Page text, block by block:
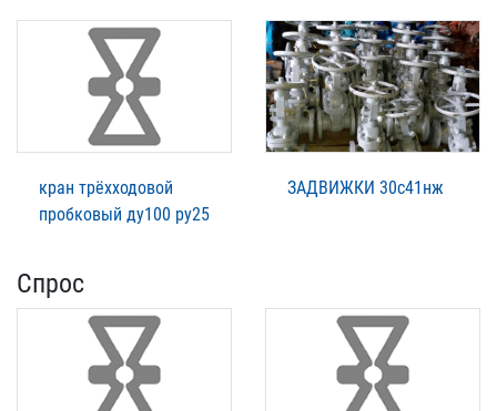
кран трёхходовой
пробковый ду100 ру25
ЗАДВИЖКИ 30с41нж
Спрос